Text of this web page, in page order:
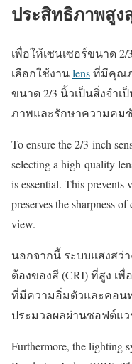
ประสิทธิภาพสูง
เพื่อให้เซนเซอร์ขนาด
เลือกใช้งานlensที่มีคุณภ
ขนาด 2/3 นิ้วเป็นสิ่งจำ
ภาพและรักษาความคม
To ensure the 2/3-inch
selecting a high-quality
is essential. This prevents
preserves the sharpness
view.
นอกจากนี้ ระบบแสงสว่
ต้องของสี (CRI) ที่สูง เ
ที่มีความอิ่มตัวและคอน
ประมวลผลผ่านซอฟต์แว
Furthermore, the lighting